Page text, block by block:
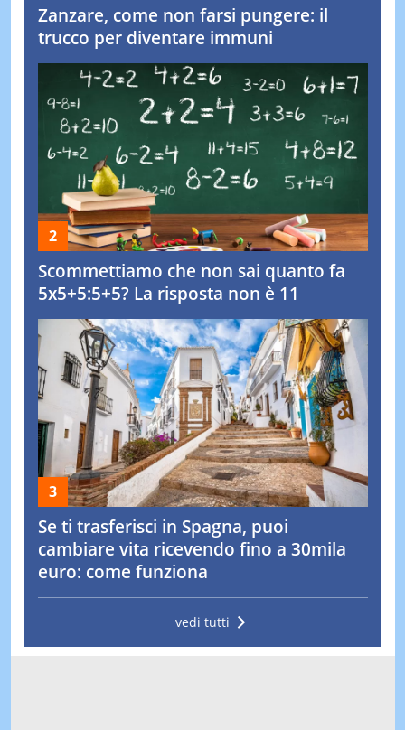
Zanzare, come non farsi pungere: il
trucco per diventare immuni
Scommettiamo che non sai quanto fa
5x5+5:5+5? La risposta non è 11
Se ti trasferisci in Spagna, puoi
cambiare vita ricevendo fino a 30mila
euro: come funziona
vedi tutti